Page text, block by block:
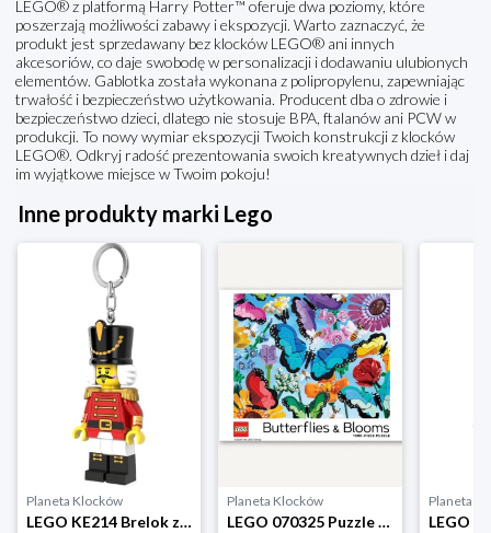
LEGO® z platformą Harry Potter™ oferuje dwa poziomy, które
poszerzają możliwości zabawy i ekspozycji. Warto zaznaczyć, że
produkt jest sprzedawany bez klocków LEGO® ani innych
akcesoriów, co daje swobodę w personalizacji i dodawaniu ulubionych
elementów. Gablotka została wykonana z polipropylenu, zapewniając
trwałość i bezpieczeństwo użytkowania. Producent dba o zdrowie i
bezpieczeństwo dzieci, dlatego nie stosuje BPA, ftalanów ani PCW w
produkcji. To nowy wymiar ekspozycji Twoich konstrukcji z klocków
LEGO®. Odkryj radość prezentowania swoich kreatywnych dzieł i daj
im wyjątkowe miejsce w Twoim pokoju!
Inne produkty marki Lego
Planeta Klocków
LEGO KE214 Brelok z latarką Dziadek do orzechów Lego
Planeta Klocków
LEGO 070325 Puzzle Butterflies & Blooms (1000 elementów) Lego
Planeta